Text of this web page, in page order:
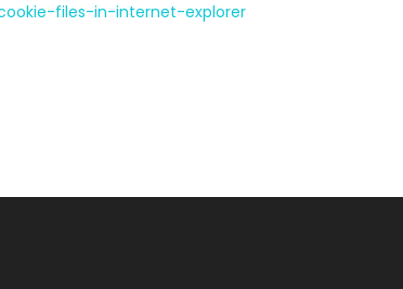
files-in-internet-explorer